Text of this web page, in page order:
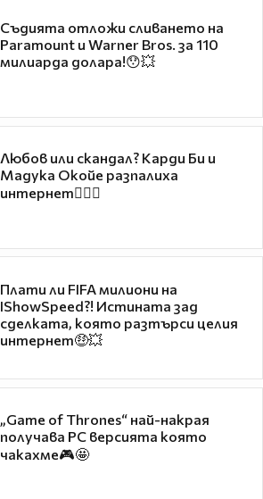
Съдията отложи сливането на
Paramount и Warner Bros. за 110
милиарда долара!😯💥
Любов или скандал? Карди Би и
Мадука Окойе разпалиха
интернет❤️‍🔥🔥
Плати ли FIFA милиони на
IShowSpeed?! Истината зад
сделката, която разтърси целия
интернет🤑💥
„Game of Thrones“ най-накрая
получава PC версията която
чакахме🎮🤩